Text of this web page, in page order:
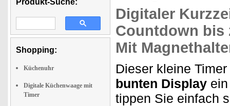
Produkt-Suche:
Shopping:
Küchenuhr
Digitale Küchenwaage mit
Timer
Digitaler
Countdown bis
Mit
Dieser kleine
bunten Display
tippen Sie einfach